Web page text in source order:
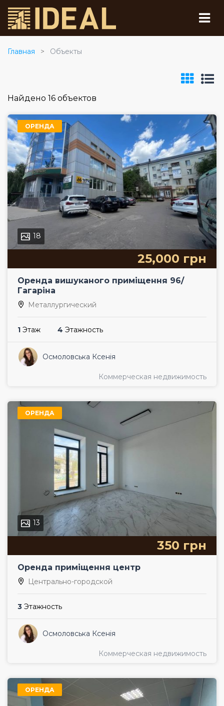
Главная Объекты
Найдено 16 объектов
ОРЕНДА
18
25,000 грн
Оренда вишуканого приміщення 96/
Гагаріна
Металлургический
1 Этаж 4 Этажность
Осмоловська Ксенія
Коммерческая недвижимость
ОРЕНДА
13
350 грн
Оренда приміщення центр
Центрально-городской
3 Этажность
Осмоловська Ксенія
Коммерческая недвижимость
ОРЕНДА